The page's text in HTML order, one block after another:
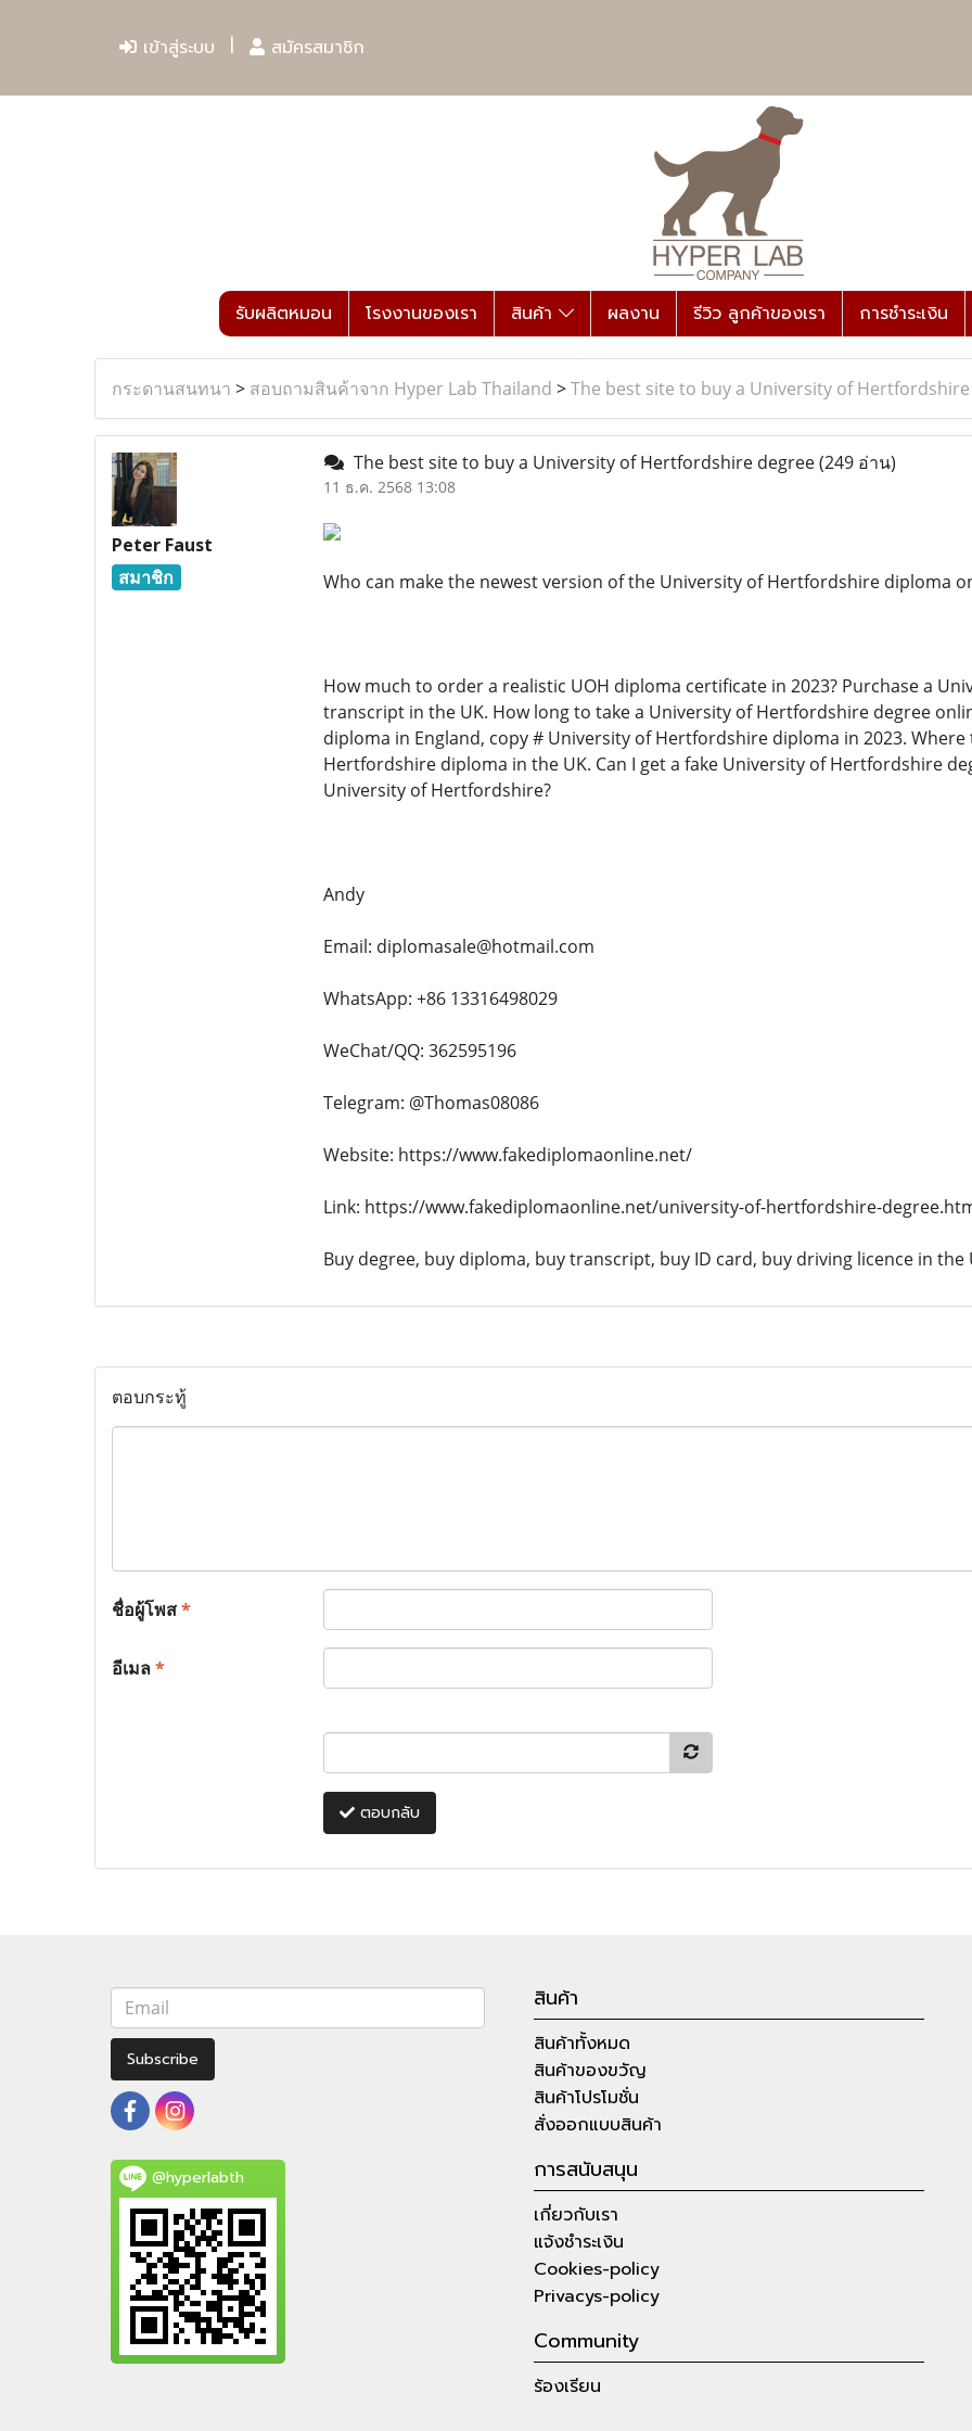
เข้าสู่ระบบ สมัครสมาชิก
รับผลิตหมอน โรงงานของเรา สินค้า ผลงาน รีวิว ลูกค้าของเรา การชำระเงิน
กระดานสนทนา > สอบถามสินค้าจาก Hyper Lab Thailand >The best site to buy a University of
Peter Faust
สมาชิก
The best site to buy a University of Hertfordshire degree(249 อ่าน)
11 ธ.ค. 2568 13:08
Who can make the newest version of the University of Hertfordshire diploma
How much to order a realistic UOH diploma certificate in 2023? Purchase a
transcript in the UK. How long to take a University of Hertfordshire degree
diploma in England, copy # University of Hertfordshire diploma in 2023.
Hertfordshire diploma in the UK. Can I get a fake University of Hertfordshire
University of Hertfordshire?
Andy
Email: diplomasale@hotmail.com
WhatsApp: +86 13316498029
WeChat/QQ: 362595196
Telegram: @Thomas08086
Website: https://www.fakediplomaonline.net/
Link: https://www.fakediplomaonline.net/university-of-hertfordshire-
Buy degree, buy diploma, buy transcript, buy ID card, buy driving licence in the
ตอบกระทู้
ชื่อผู้โพส*
อีเมล*
ตอบกลับ
Subscribe
@hyperlabth
สินค้า
สินค้าทั้งหมด
สินค้าของขวัญ
สินค้าโปรโมชั่น
สั่งออกแบบสินค้า
การสนับสนุน
เกี่ยวกับเรา
แจ้งชำระเงิน
Cookies-policy
Privacys-policy
Community
ร้องเรียน